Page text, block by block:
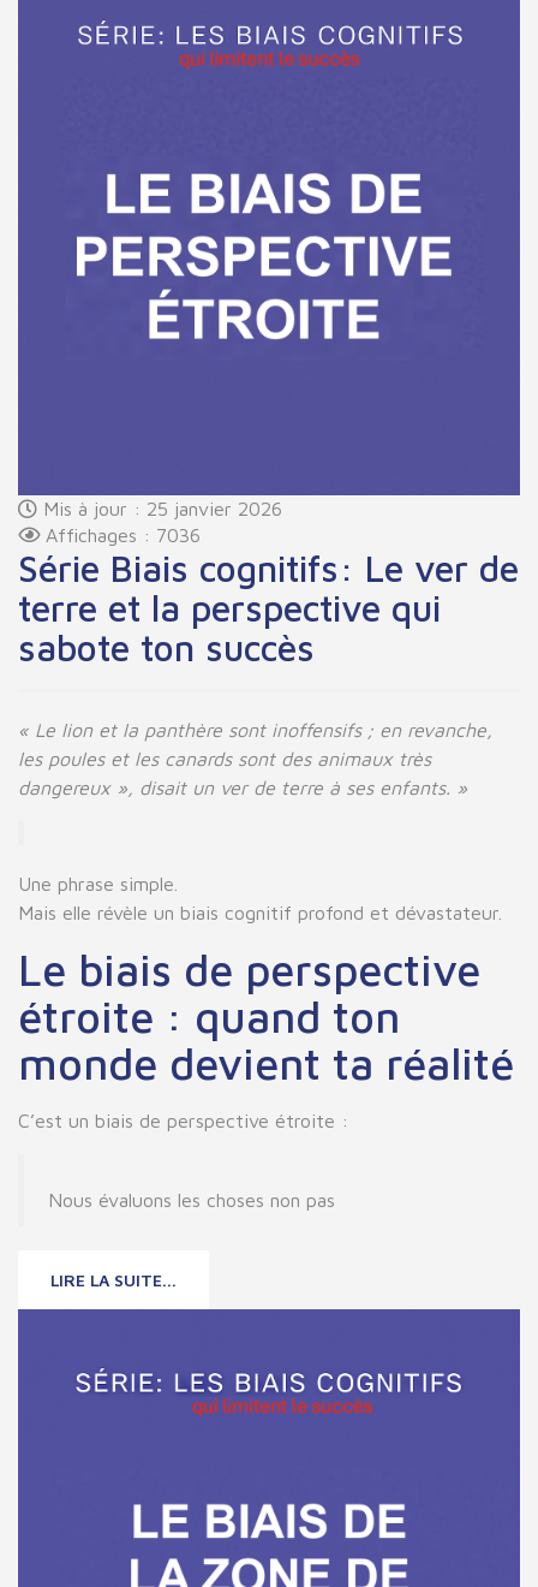
Mis à jour : 25 janvier 2026
Affichages : 7036
Série Biais cognitifs: Le ver de
terre et la perspective qui
sabote ton succès
« Le lion et la panthère sont inoffensifs ; en revanche,
les poules et les canards sont des animaux très
dangereux », disait un ver de terre à ses enfants. »
Une phrase simple.
Mais elle révèle un biais cognitif profond et dévastateur.
Le biais de perspective
étroite : quand ton
monde devient ta réalité
C’est un biais de perspective étroite :
Nous évaluons les choses non pas
LIRE LA SUITE...